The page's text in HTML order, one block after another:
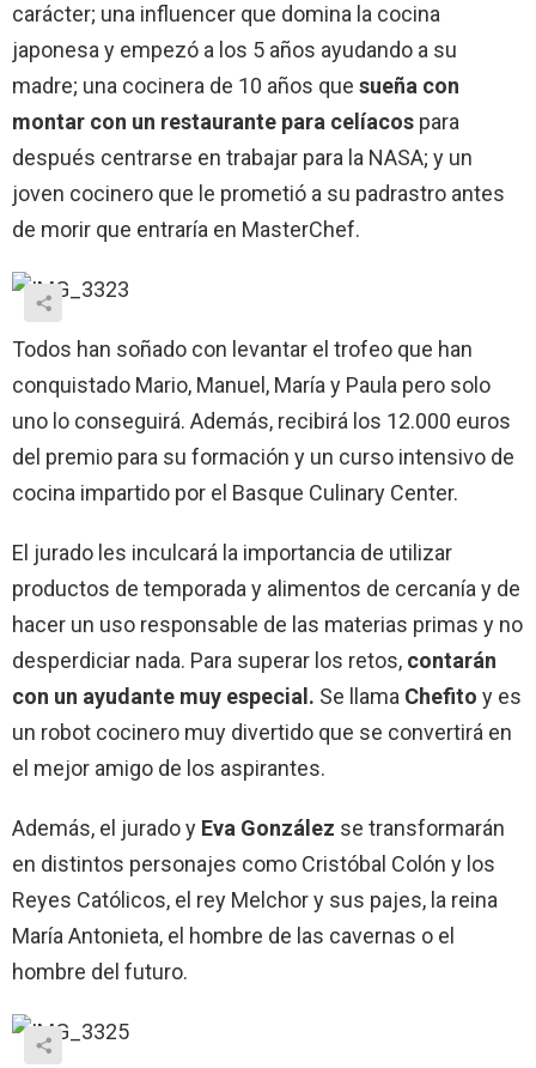
carácter; una influencer que domina la cocina
japonesa y empezó a los 5 años ayudando a su
madre; una cocinera de 10 años que sueña con
montar con un restaurante para celíacos para
después centrarse en trabajar para la NASA; y un
joven cocinero que le prometió a su padrastro antes
de morir que entraría en MasterChef.
Todos han soñado con levantar el trofeo que han
conquistado Mario, Manuel, María y Paula pero solo
uno lo conseguirá. Además, recibirá los 12.000 euros
del premio para su formación y un curso intensivo de
cocina impartido por el Basque Culinary Center.
El jurado les inculcará la importancia de utilizar
productos de temporada y alimentos de cercanía y de
hacer un uso responsable de las materias primas y no
desperdiciar nada. Para superar los retos, contarán
con un ayudante muy especial. Se llama Chefito y es
un robot cocinero muy divertido que se convertirá en
el mejor amigo de los aspirantes.
Además, el jurado y Eva González se transformarán
en distintos personajes como Cristóbal Colón y los
Reyes Católicos, el rey Melchor y sus pajes, la reina
María Antonieta, el hombre de las cavernas o el
hombre del futuro.